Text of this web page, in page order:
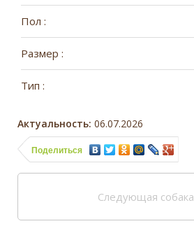
Пол :
Размер :
Тип :
Актуальность: 06.07.2026
Поделиться
Следующая собака